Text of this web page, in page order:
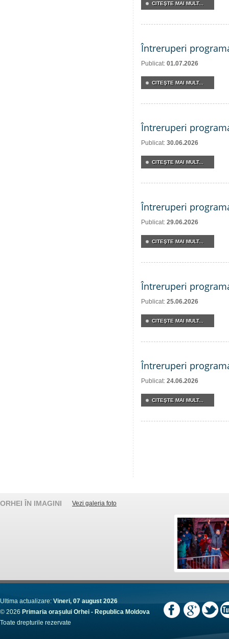
CITEŞTE MAI MULT...
Întreruperi
Publicat: 01.07.2026
CITEŞTE MAI MULT...
Întreruperi
Publicat: 30.06.2026
CITEŞTE MAI MULT...
Întreruperi
Publicat: 29.06.2026
CITEŞTE MAI MULT...
Întreruperi
Publicat: 25.06.2026
CITEŞTE MAI MULT...
Întreruperi
Publicat: 24.06.2026
CITEŞTE MAI MULT...
ORHEI ÎN IMAGINI Vezi galeria foto
Ultima actualizare: Vineri, 07 august 2026
© 2026 Primaria orașului Orhei - Republica Moldova
Toate drepturile rezervate